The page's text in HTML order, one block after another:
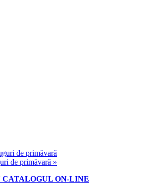
de primăvară
de primăvară »
ON-LINE